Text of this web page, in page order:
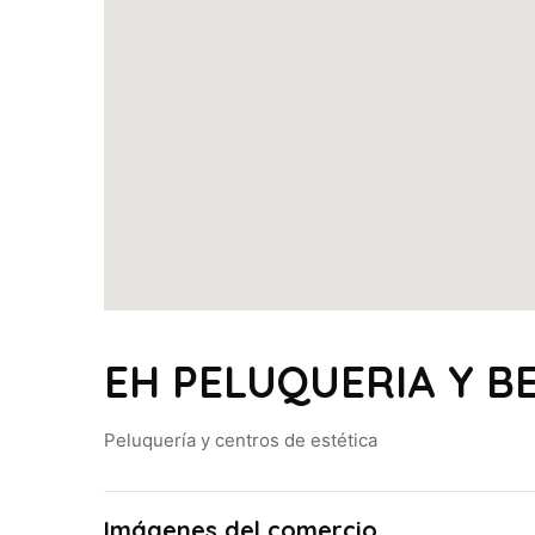
EH PELUQUERIA Y
Peluquería y centros de estética